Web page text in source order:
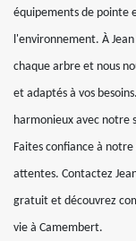
équipements de pointe
l'environnement. À
chaque arbre et nous
et adaptés à vos
harmonieux avec notre
Faites confiance à
attentes. Contactez
gratuit et découvrez
vie à Camembert.